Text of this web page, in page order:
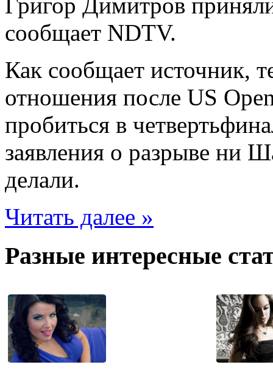
сообщает NDTV.
Как сообщает источник,
отношения после US
пробиться в
заявления о разрыве ни
делали.
Читать далее »
Разные интересные